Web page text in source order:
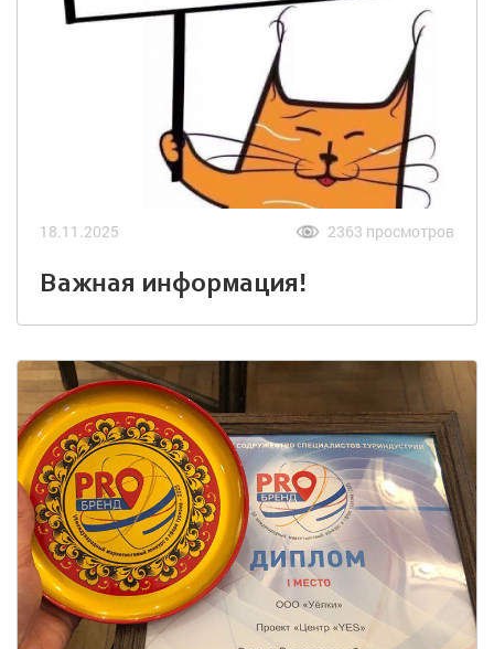
18.11.2025 2363 просмотров
Важная информация!